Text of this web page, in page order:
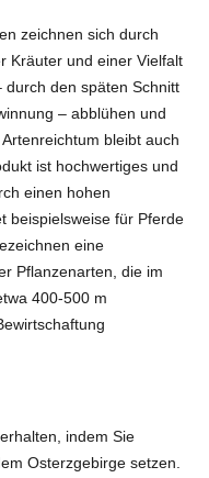
zeichnen sich durch
Kräuter und einer Vielfalt
den späten Schnitt
– abblühen und
bleibt auch
ist hochwertiges und
einen hohen
beispielsweise für Pferde
eine
Pflanzenarten, die im
400-500 m
indem Sie
Osterzgebirge setzen.